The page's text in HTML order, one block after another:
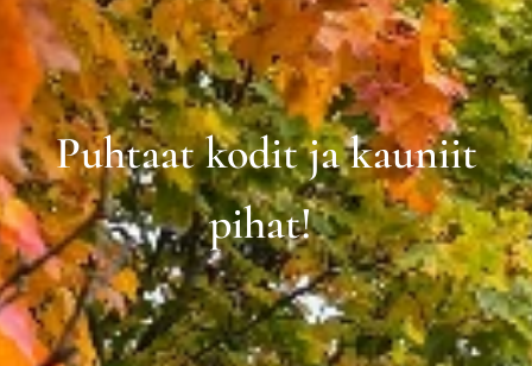
Puhtaat kodit ja kauniit
pihat!